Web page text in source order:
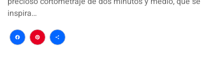
inspira…
Facebook
Pinterest
Compartir